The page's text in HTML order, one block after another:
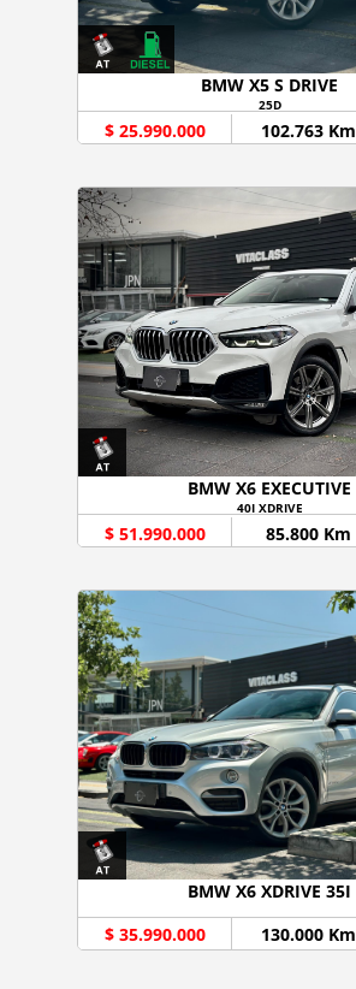
BMW X5 S DRIVE
25D
$ 25.990.000 102.763 Km
BMW X6 EXECUTIVE
40I XDRIVE
$ 51.990.000 85.800 Km
BMW X6 XDRIVE 35I
$ 35.990.000
130.000 Km